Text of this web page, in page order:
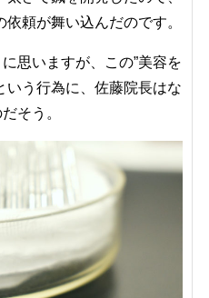
頼が舞い込んだのです。
思いますが、この”美容を
いう行為に、佐藤院長はな
そう。